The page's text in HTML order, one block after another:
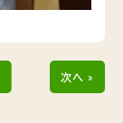
次へ »